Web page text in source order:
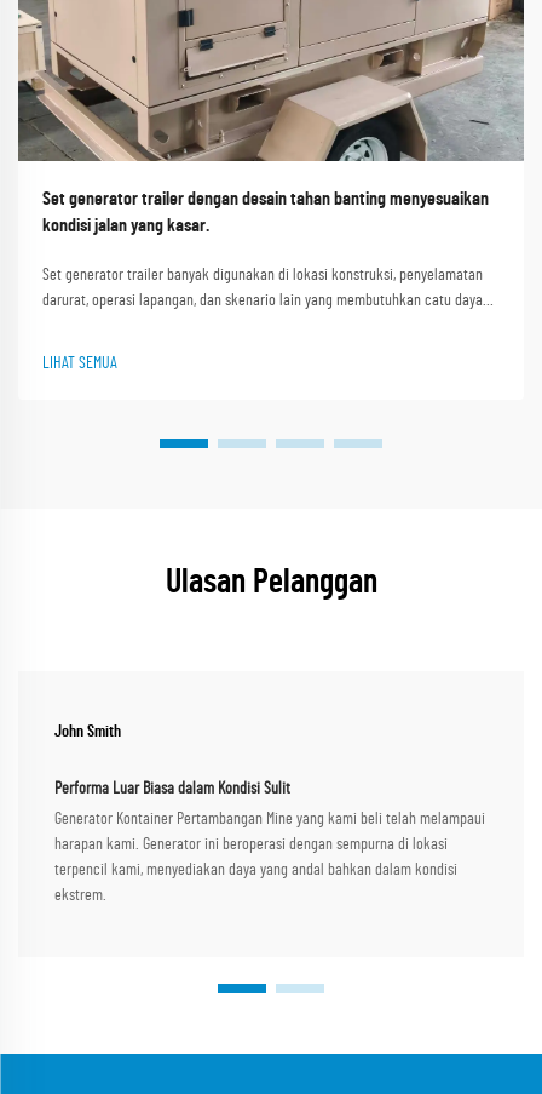
Set generator trailer dengan desain tahan banting menyesuaikan
kondisi jalan yang kasar.
Set generator trailer banyak digunakan di lokasi konstruksi, penyelamatan
darurat, operasi lapangan, dan skenario lain yang membutuhkan catu daya
LIHAT SEMUA
Ulasan Pelanggan
John Smith
Performa Luar Biasa dalam Kondisi Sulit
Generator Kontainer Pertambangan Mine yang kami beli telah melampaui
harapan kami. Generator ini beroperasi dengan sempurna di lokasi
terpencil kami, menyediakan daya yang andal bahkan dalam kondisi
ekstrem.